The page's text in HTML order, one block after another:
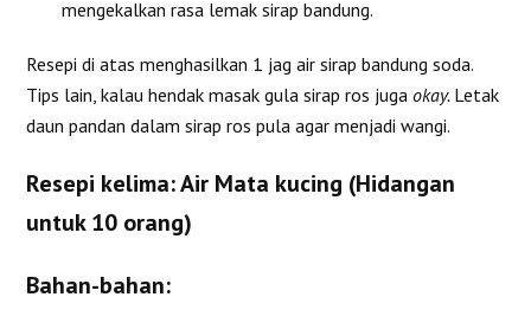
mengekalkan rasa lemak sirap bandung.
Resepi di atas menghasilkan 1 jag air sirap bandung soda.
Tips lain, kalau hendak masak gula sirap ros jugaokay. Letak
daun pandan dalam sirap ros pula agar menjadi wangi.
Resepi kelima: Air Mata kucing (Hidangan
untuk 10 orang)
Bahan-bahan: